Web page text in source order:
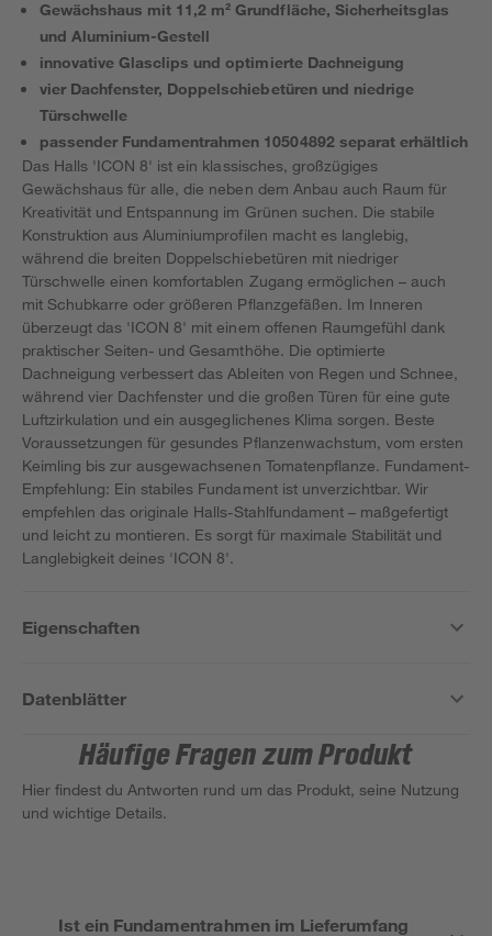
Gewächshaus mit 11,2 m² Grundfläche, Sicherheitsglas
und Aluminium-Gestell
innovative Glasclips und optimierte Dachneigung
vier Dachfenster, Doppelschiebetüren und niedrige
Türschwelle
passender Fundamentrahmen 10504892 separat erhältlich
Das Halls 'ICON 8' ist ein klassisches, großzügiges
Gewächshaus für alle, die neben dem Anbau auch Raum für
Kreativität und Entspannung im Grünen suchen. Die stabile
Konstruktion aus Aluminiumprofilen macht es langlebig,
während die breiten Doppelschiebetüren mit niedriger
Türschwelle einen komfortablen Zugang ermöglichen – auch
mit Schubkarre oder größeren Pflanzgefäßen. Im Inneren
überzeugt das 'ICON 8' mit einem offenen Raumgefühl dank
praktischer Seiten- und Gesamthöhe. Die optimierte
Dachneigung verbessert das Ableiten von Regen und Schnee,
während vier Dachfenster und die großen Türen für eine gute
Luftzirkulation und ein ausgeglichenes Klima sorgen. Beste
Voraussetzungen für gesundes Pflanzenwachstum, vom ersten
Keimling bis zur ausgewachsenen Tomatenpflanze. Fundament-
Empfehlung: Ein stabiles Fundament ist unverzichtbar. Wir
empfehlen das originale Halls-Stahlfundament – maßgefertigt
und leicht zu montieren. Es sorgt für maximale Stabilität und
Langlebigkeit deines 'ICON 8'.
Eigenschaften
Datenblätter
Häufige Fragen zum Produkt
Hier findest du Antworten rund um das Produkt, seine Nutzung
und wichtige Details.
Ist ein Fundamentrahmen im Lieferumfang